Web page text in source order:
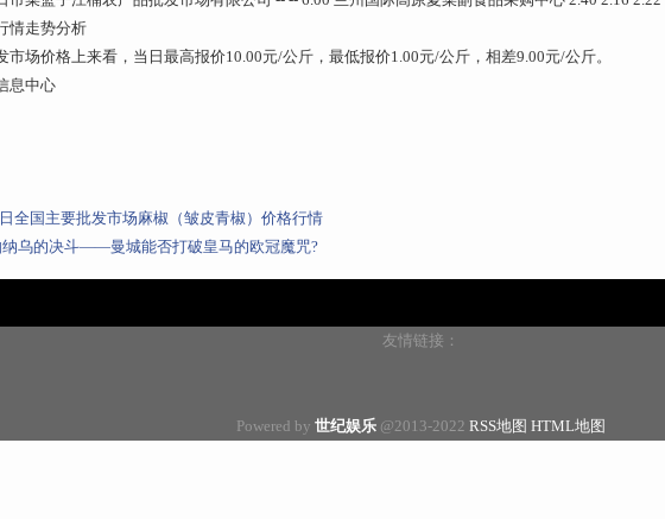
情走势分析
市场价格上来看，当日最高报价10.00元/公斤，最低报价1.00元/公斤，相差9.00元/公斤。
息中心
全国主要批发市场麻椒（皱皮青椒）价格行情
纳乌的决斗——曼城能否打破皇马的欧冠魔咒?
友情链接：
Powered by 世纪娱乐@2013-2022 RSS地图 HTML地图